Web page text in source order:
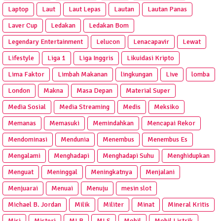
Laptop
Laut Laut Lepas Lautan
Lautan Panas
Laver Cup
Ledakan
Ledakan Bom
Legendary Entertainment
Lelucon Lenacapavir
Lewat
Lifestyle
Liga 1 Liga Inggris
Likuidasi Kripto
Lima Faktor
Limbah Makanan lingkungan Live
lomba
London
Makna Masa Depan
Material Super
Media Sosial
Media Streaming Medis
Meksiko
Memanas
Memasuki Memindahkan
Mencapai Rekor
Mendominasi
Mendunia Menembus
Menembus Es
Mengalami
Menghadapi Menghadapi Suhu
Menghidupkan
Menguat
Meninggal Meningkatnya
Menjalani
Menjuarai
Menuai Menuju
mesin slot
Michael B. Jordan
Milik Militer Minat
Mineral Kritis